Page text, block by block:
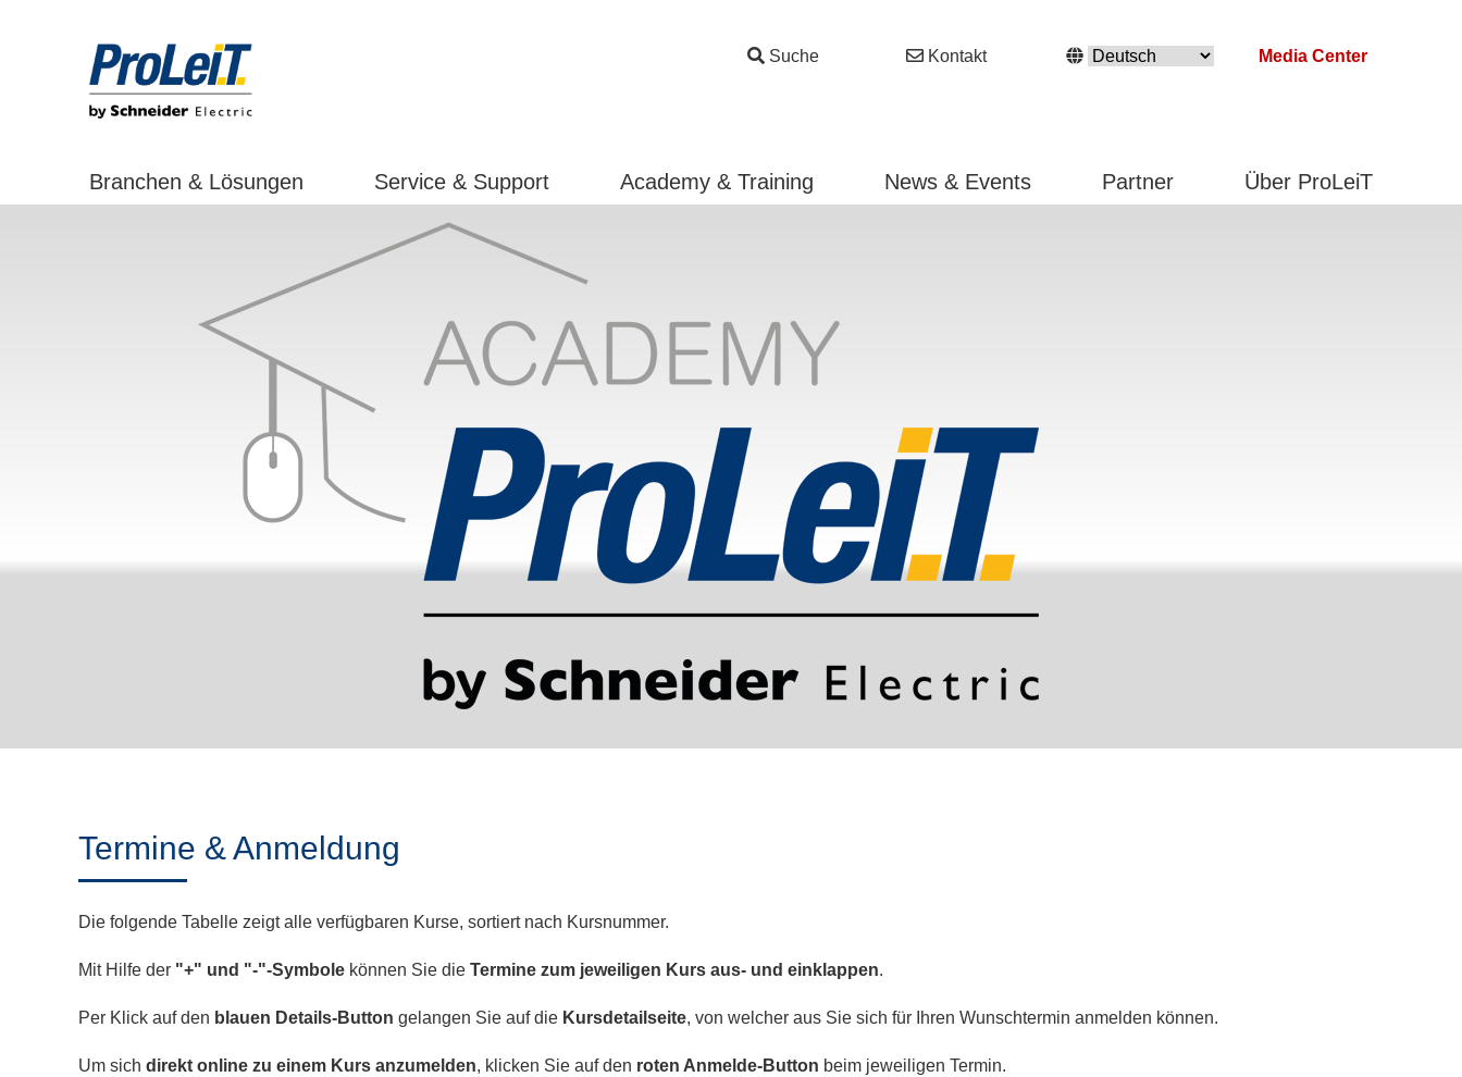
Suche Kontakt Media Center
Branchen & Lösungen Service & Support Academy & Training News & Events Partner Über ProLeiT
Termine & Anmeldung
Die folgende Tabelle zeigt alle verfügbaren Kurse, sortiert nach Kursnummer.
Mit Hilfe der "+" und "-"-Symbole können Sie die Termine zum jeweiligen Kurs aus- und einklappen.
Per Klick auf den blauen Details-Button gelangen Sie auf die Kursdetailseite, von welcher aus Sie sich für Ihren Wunschtermin anmelden können.
Um sich direkt online zu einem Kurs anzumelden, klicken Sie auf den roten Anmelde-Button beim jeweiligen Termin.